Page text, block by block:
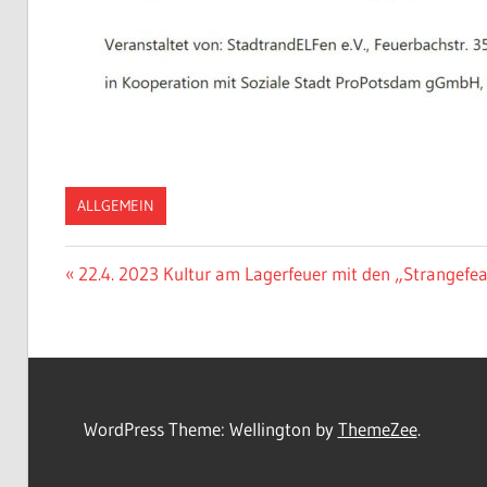
ALLGEMEIN
Beitragsnavigation
Vorheriger
22.4. 2023 Kultur am Lagerfeuer mit den
WordPress Theme: Wellington byThemeZee.